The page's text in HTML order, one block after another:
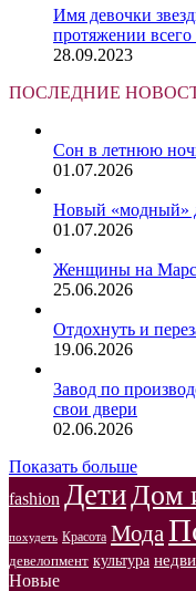
Имя девочки
протяжении всего
28.09.2023
ПОСЛЕДНИЕ
Сон в летнюю
01.07.2026
Новый «модный»
01.07.2026
Женщины на
25.06.2026
Отдохнуть и
19.06.2026
Завод по
свои двери
02.06.2026
Показать больше
fashion ДетиДом
похудеть Красота Мода
девелопмент культура
Новые